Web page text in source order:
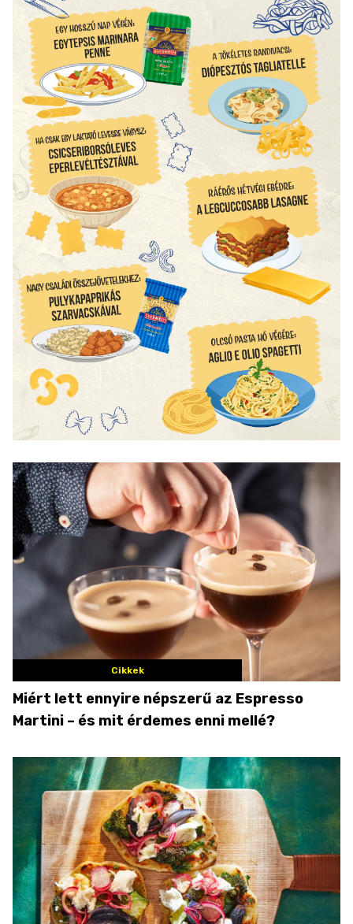
Cikkek
Miért lett ennyire népszerű az Espresso
Martini – és mit érdemes enni mellé?